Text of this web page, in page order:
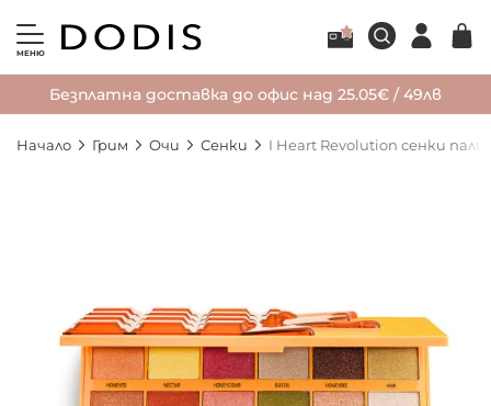
МЕНЮ
Безплатна доставка до офис над 25.05€ / 49лв
Начало Грим Очи Сенки I Heart Revolution сенки
изображенията